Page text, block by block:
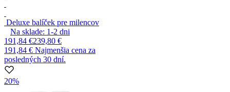
Deluxe balíček pre milencov
Na sklade: 1-2 dni
191,84 €239,80 €
191,84 € Najmenšia cena za
posledných 30 dní.
20%